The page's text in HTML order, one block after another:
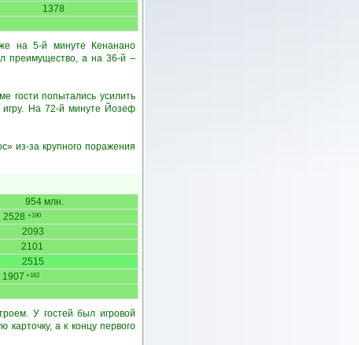
1378
на 5-й минуте Кенанано
преимущество, а на 36-й –
гости попытались усилить
игру. На 72-й минуте Йозеф
из-за крупного поражения
954 млн.
2528 +190
2093
2101
2515
1907 +162
У гостей был игровой
а к концу первого